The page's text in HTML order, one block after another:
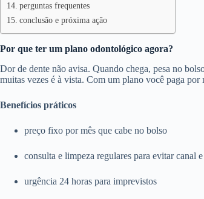
perguntas frequentes
conclusão e próxima ação
Por que ter um plano odontológico agora?
Dor de dente não avisa. Quando chega, pesa no
muitas vezes é à vista. Com um plano você paga
Benefícios práticos
preço fixo por mês que cabe no bolso
consulta e limpeza regulares para evitar canal
urgência 24 horas para imprevistos